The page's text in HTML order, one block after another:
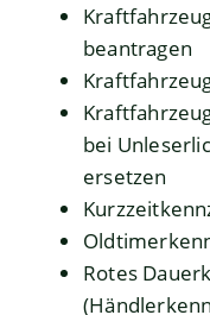
beantragen
bei
ersetzen
Rotes